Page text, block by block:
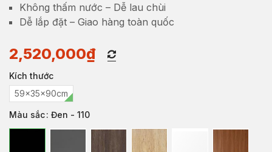
Không thấm nước – Dễ lau chùi
Dễ lắp đặt – Giao hàng toàn quốc
2,520,000₫
Kích thước
59x35x90cm
Màu sắc: Đen - 110